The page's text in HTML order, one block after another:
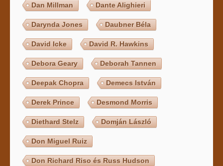
Dan Millman Dante Alighieri
Darynda Jones Daubner Béla
David Icke David R. Hawkins
Debora Geary Deborah Tannen
Deepak Chopra Demecs István
Derek Prince Desmond Morris
Diethard Stelz Domján László
Don Miguel Ruiz
Don Richard Riso és Russ Hudson